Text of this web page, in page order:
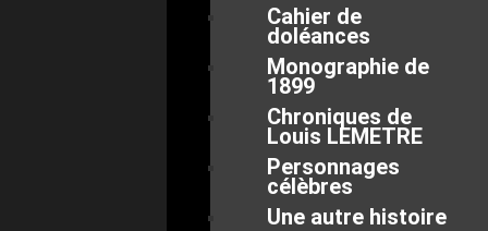
Cahier de
doléances
Monographie de
1899
Chroniques de
Louis LEMETRE
Personnages
célèbres
Une autre histoire